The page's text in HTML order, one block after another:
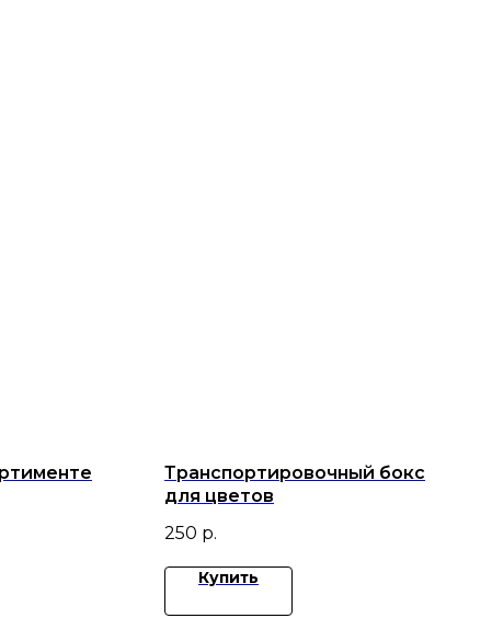
Транспортировочный бокс
для цветов
250 р.
Купить